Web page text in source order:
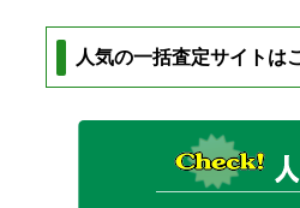
人気の一括査定サイトは